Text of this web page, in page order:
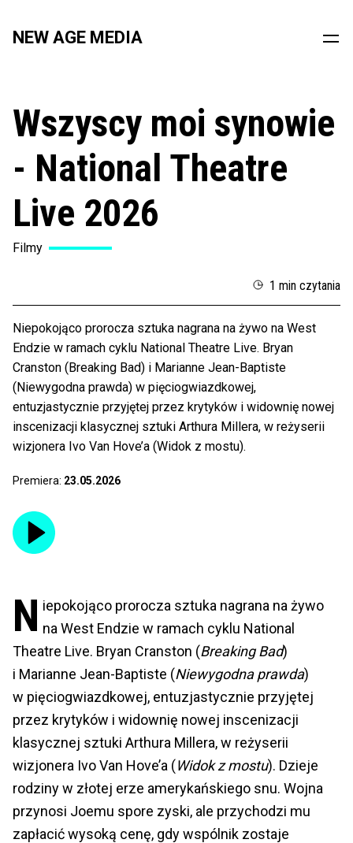
NEW AGE MEDIA
Wszyscy moi synowie
- National Theatre
Live 2026
Filmy
1 min czytania
Niepokojąco prorocza sztuka nagrana na żywo na West
Endzie w ramach cyklu National Theatre Live. Bryan
Cranston (Breaking Bad) i Marianne Jean-Baptiste
(Niewygodna prawda) w pięciogwiazdkowej,
entuzjastycznie przyjętej przez krytyków i widownię nowej
inscenizacji klasycznej sztuki Arthura Millera, w reżyserii
wizjonera Ivo Van Hove’a (Widok z mostu).
Premiera: 23.05.2026
N iepokojąco prorocza sztuka nagrana na żywo
na West Endzie w ramach cyklu National
Theatre Live. Bryan Cranston (Breaking Bad)
i Marianne Jean-Baptiste (Niewygodna prawda)
w pięciogwiazdkowej, entuzjastycznie przyjętej
przez krytyków i widownię nowej inscenizacji
klasycznej sztuki Arthura Millera, w reżyserii
wizjonera Ivo Van Hove’a (Widok z mostu). Dzieje
rodziny w złotej erze amerykańskiego snu. Wojna
przynosi Joemu spore zyski, ale przychodzi mu
zapłacić wysoką cenę, gdy wspólnik zostaje